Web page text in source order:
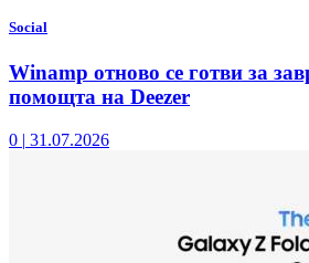
Social
Winamp отново се готви за
помощта на Deezer
0 | 31.07.2026